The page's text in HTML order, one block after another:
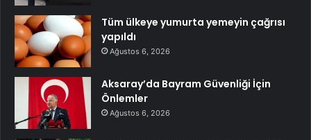
Tüm ülkeye yumurta yemeyin çağrısı
yapıldı
Ağustos 6, 2026
Aksaray’da Bayram Güvenliği İçin
Önlemler
Ağustos 6, 2026